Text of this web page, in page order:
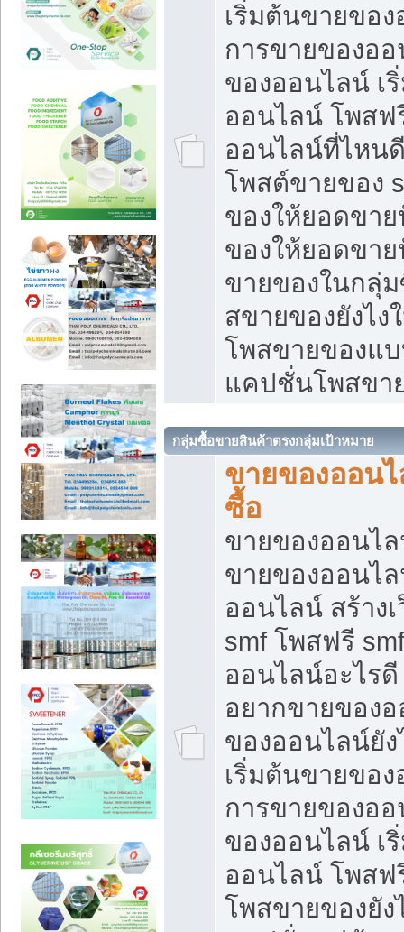
เริ่มต้นขายของ
การขายของอ
ของออนไลน์ เ
ออนไลน์ โพสฟ
ออนไลน์ที่ไหน
โพสต์ขายของ
ของให้ยอดขา
ของให้ยอดขา
ขายของในกลุ่
สขายของยังไ
โพสขายของแ
แคปชั่นโพสขา
กลุ่มซื้อขายสินค้าตรงกลุ่มเป้าหมาย
ขายของออน
ซื้อ
ขายของออนไล
ขายของออนไ
ออนไลน์ สร้าง
smf โพสฟรี
ออนไลน์อะไร
อยากขายของ
ของออนไลน์ยั
เริ่มต้นขายของ
การขายของอ
ของออนไลน์ เ
ออนไลน์ โพส
โพสขายของยัง